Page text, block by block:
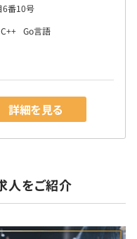
6番10号
C++ Go言語
詳細を見る
人をご紹介